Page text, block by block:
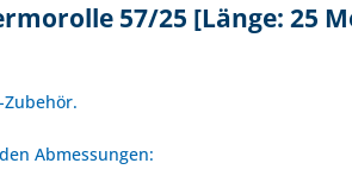
57/25 [Länge: 25
Abmessungen: